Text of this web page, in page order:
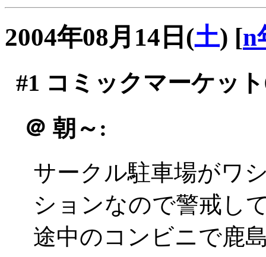
2004年08月14日(土) [n
#1 コミックマーケッ
＠ 朝～:
サークル駐車場がワ
ションなので警戒し
途中のコンビニで鹿